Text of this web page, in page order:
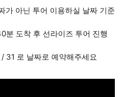
가 아닌 투어 이용하실 날짜 기준
분 도착 후 선라이즈 투어 진행
31 로 날짜로 예약해주세요